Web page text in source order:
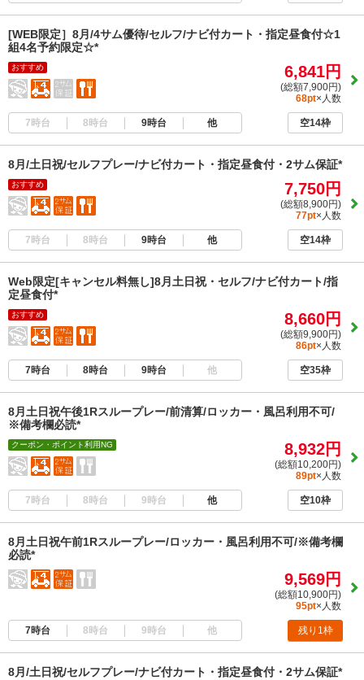
[WEB限定］8月/4サム優待/セルフ/ナビ付カート・指定昼食付☆1
組4名予約限定☆*
おすすめ 6,841円
(総額7,900円)
68pt×人数
7時台 8時台 9時台 他 空14枠
8月/土日祝/セルフプレー/ナビ付カート・指定昼食付・2サム保証*
おすすめ 7,750円
(総額8,900円)
77pt×人数
7時台 8時台 9時台 他 空14枠
Web限定[キャンセル料無し]8月土日祝・セルフ/ナビ付カート/指
定昼食付*
おすすめ 8,660円
(総額9,900円)
86pt×人数
7時台 8時台 9時台 他 空35枠
8月土日祝午後1Rスループレー/前清算/ロッカー・風呂利用不可/
※備考欄必読*
クーポン・ポイント利用NG 8,932円
(総額10,200円)
89pt×人数
7時台 8時台 9時台 他 空10枠
8月土日祝午前1Rスループレー/ロッカー・風呂利用不可/※備考欄
必読*
9,569円
(総額10,900円)
95pt×人数
7時台 8時台 9時台 他 残り1枠
8月/土日祝/セルフプレー/ナビ付カート・指定昼食付・2サム保証*